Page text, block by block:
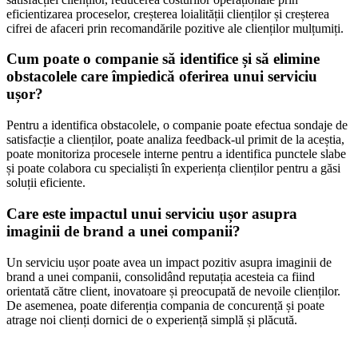
eficientizarea proceselor, creșterea loialității clienților și creșterea
cifrei de afaceri prin recomandările pozitive ale clienților mulțumiți.
Cum poate o companie să identifice și să elimine
obstacolele care împiedică oferirea unui serviciu
ușor?
Pentru a identifica obstacolele, o companie poate efectua sondaje de
satisfacție a clienților, poate analiza feedback-ul primit de la aceștia,
poate monitoriza procesele interne pentru a identifica punctele slabe
și poate colabora cu specialiști în experiența clienților pentru a găsi
soluții eficiente.
Care este impactul unui serviciu ușor asupra
imaginii de brand a unei companii?
Un serviciu ușor poate avea un impact pozitiv asupra imaginii de
brand a unei companii, consolidând reputația acesteia ca fiind
orientată către client, inovatoare și preocupată de nevoile clienților.
De asemenea, poate diferenția compania de concurență și poate
atrage noi clienți dornici de o experiență simplă și plăcută.